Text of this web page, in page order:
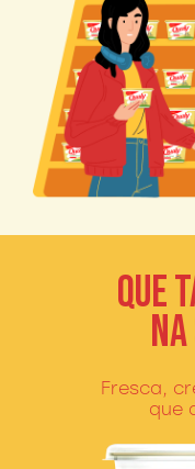
QUE
Fresca,
que